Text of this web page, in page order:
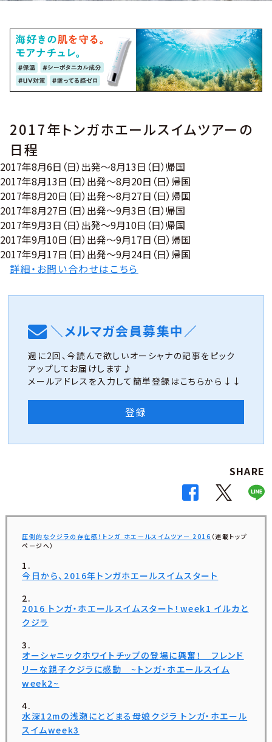
2017年トンガホエールスイムツアーの
日程
2017年8月6日（日）出発〜8月13日（日）帰国
2017年8月13日（日）出発〜8月20日（日）帰国
2017年8月20日（日）出発〜8月27日（日）帰国
2017年8月27日（日）出発〜9月3日（日）帰国
2017年9月3日（日）出発〜9月10日（日）帰国
2017年9月10日（日）出発〜9月17日（日）帰国
2017年9月17日（日）出発〜9月24日（日）帰国
詳細・お問い合わせはこちら
＼メルマガ会員募集中／
週に2回、今読んで欲しいオーシャナの記事をピック
アップしてお届けします♪
メールアドレスを入力して簡単登録はこちらから↓↓
登録
SHARE
圧倒的なクジラの存在感！トンガ ホエールスイムツアー 2016 （連載トップ
ページへ）
今日から、2016年トンガホエールスイムスタート
2016 トンガ・ホエールスイムスタート！week1 イルカと
クジラ
オーシャニックホワイトチップの登場に興奮！ フレンド
リーな親子クジラに感動 ~トンガ・ホエールスイム
week2~
水深12mの浅瀬にとどまる母娘クジラ トンガ・ホエール
スイムweek3